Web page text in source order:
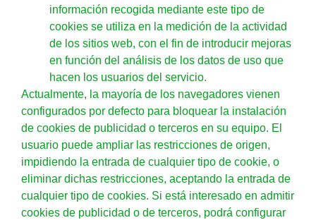
información recogida mediante este tipo de
cookies se utiliza en la medición de la actividad
de los sitios web, con el fin de introducir mejoras
en función del análisis de los datos de uso que
hacen los usuarios del servicio.
Actualmente, la mayoría de los navegadores vienen
configurados por defecto para bloquear la instalación
de cookies de publicidad o terceros en su equipo. El
usuario puede ampliar las restricciones de origen,
impidiendo la entrada de cualquier tipo de cookie, o
eliminar dichas restricciones, aceptando la entrada de
cualquier tipo de cookies. Si está interesado en admitir
cookies de publicidad o de terceros, podrá configurar